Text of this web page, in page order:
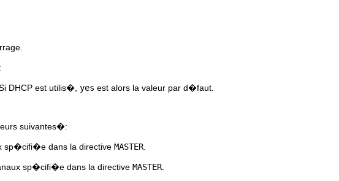
DHCP est utilis�, yes est alors la valeur par d�faut.
suivantes�:
dans la directive MASTER
sp�cifi�e dans la directive MASTER